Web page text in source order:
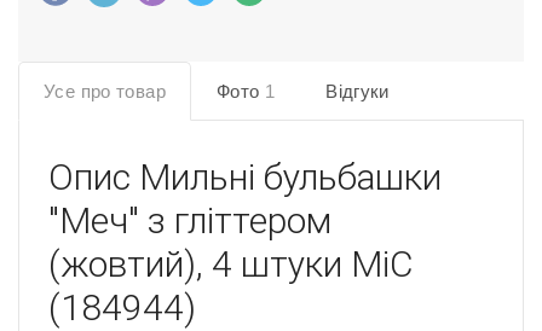
Усе про товар Фото 1 Відгуки
Опис Мильні бульбашки
"Меч" з гліттером
(жовтий), 4 штуки MiC
(184944)